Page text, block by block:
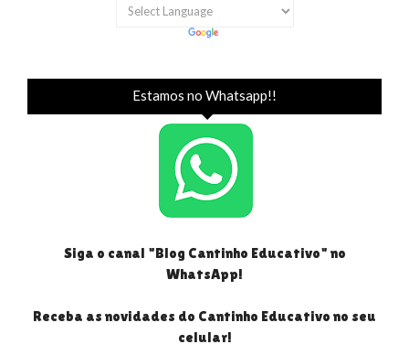
Estamos no Whatsapp!!
Siga o canal "Blog Cantinho Educativo" no
WhatsApp!
Receba as novidades do Cantinho Educativo no seu
celular!